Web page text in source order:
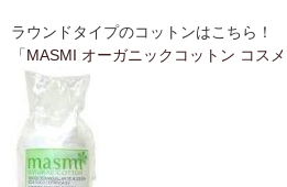
ラウンドタイプのコットンはこちら！
「MASMI オーガニックコットン コス